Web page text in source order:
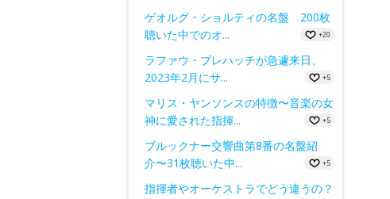
ゲオルグ・ショルティの名盤 200枚
聴いた中でのオ...
+20
ラファウ・ブレハッチが急遽来日、
2023年2月にサ...
+5
マリス・ヤンソンスの特徴〜音楽の女
神に愛された指揮...
+5
ブルックナー交響曲第8番の名盤紹
介〜31枚聴いた中...
+5
指揮者やオーケストラでどう違うの？